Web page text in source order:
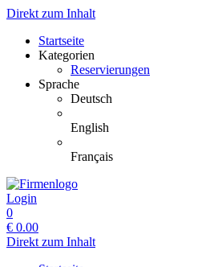
Direkt zum Inhalt
Startseite
Kategorien
Reservierungen
Sprache
Deutsch
English
Français
Login
0
€ 0.00
Direkt zum Inhalt